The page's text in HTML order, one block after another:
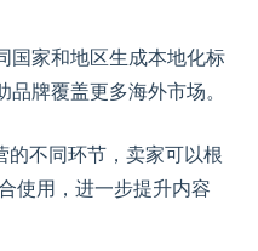
国家和地区生成本地化标
牌覆盖更多海外市场。
的不同环节，卖家可以根
使用，进一步提升内容